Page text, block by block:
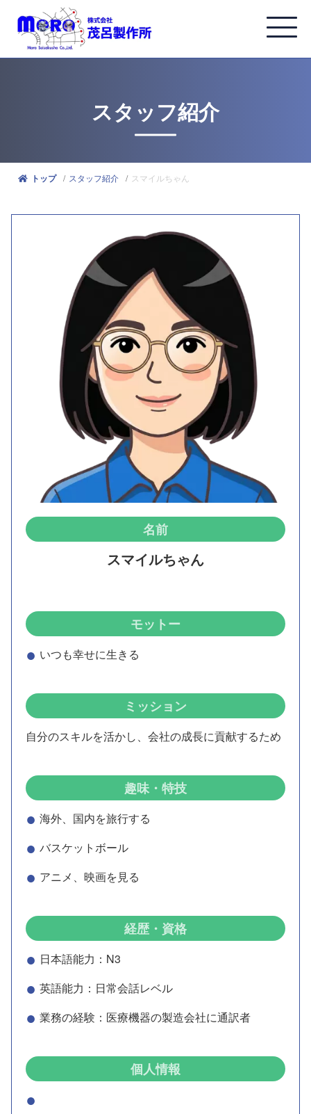
スタッフ紹介
トップ スタッフ紹介 スマイルちゃん
モットー
いつも幸せに生きる
名前
スマイルちゃん
ミッション
自分のスキルを活かし、会社の成長に貢献するため
趣味・特技
海外、国内を旅行する
バスケットボール
アニメ、映画を見る
経歴・資格
日本語能力：N3
英語能力：日常会話レベル
業務の経験：医療機器の製造会社に通訳者
個人情報